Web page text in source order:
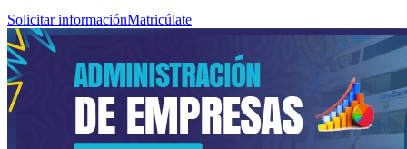
Solicitar informaciónMatricúlate